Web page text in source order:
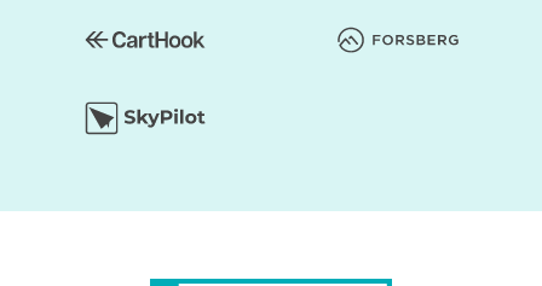
increase the bounce rate, resulting in fewer interactions
If users consistently bounce from your site, the search
engine algorithm will start noting, and you will see a drop